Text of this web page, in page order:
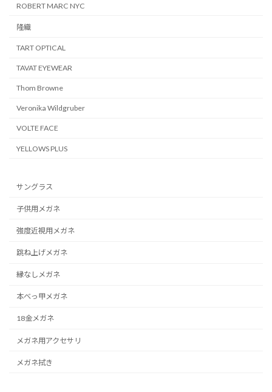
ROBERT MARC NYC
隆織
TART OPTICAL
TAVAT EYEWEAR
Thom Browne
Veronika Wildgruber
VOLTE FACE
YELLOWS PLUS
サングラス
子供用メガネ
強度近視用メガネ
跳ね上げメガネ
縁なしメガネ
本べっ甲メガネ
18金メガネ
メガネ用アクセサリ
メガネ拭き